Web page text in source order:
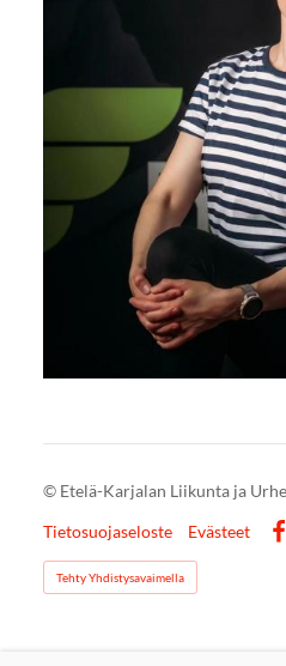
© Etelä-Karjalan Liikunta ja
Tietosuojaseloste
Evästeet
Tehty Yhdistysavaimella